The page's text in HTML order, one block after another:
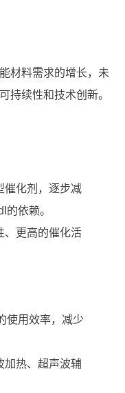
材料需求的增长，未
持续性和技术创新。
催化剂，逐步减
依赖。
、更高的催化活
使用效率，减少
加热、超声波辅